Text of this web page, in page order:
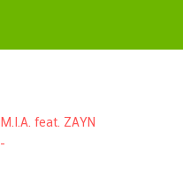
M.I.A. feat. ZAYN
-